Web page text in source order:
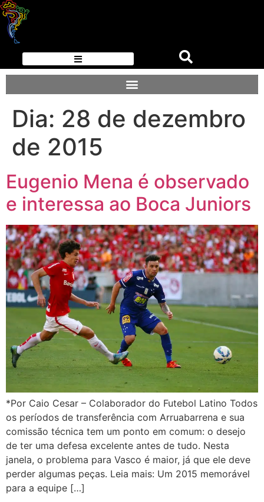
Dia: 28 de dezembro
de 2015
Eugenio Mena é observado
e interessa ao Boca Juniors
*Por Caio Cesar – Colaborador do Futebol Latino Todos
os períodos de transferência com Arruabarrena e sua
comissão técnica tem um ponto em comum: o desejo
de ter uma defesa excelente antes de tudo. Nesta
janela, o problema para Vasco é maior, já que ele deve
perder algumas peças. Leia mais: Um 2015 memorável
para a equipe […]